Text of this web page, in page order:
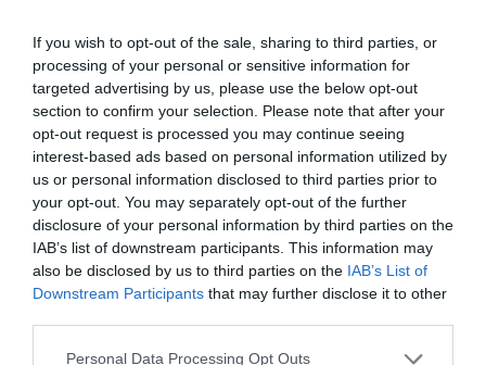
If you wish to opt-out of the sale, sharing to third parties, or
processing of your personal or sensitive information for
targeted advertising by us, please use the below opt-out
section to confirm your selection. Please note that after your
opt-out request is processed you may continue seeing
interest-based ads based on personal information utilized by
us or personal information disclosed to third parties prior to
your opt-out. You may separately opt-out of the further
disclosure of your personal information by third parties on the
IAB’s list of downstream participants. This information may
also be disclosed by us to third parties on the IAB’s List of
Downstream Participants that may further disclose it to other
Personal Data Processing Opt Outs